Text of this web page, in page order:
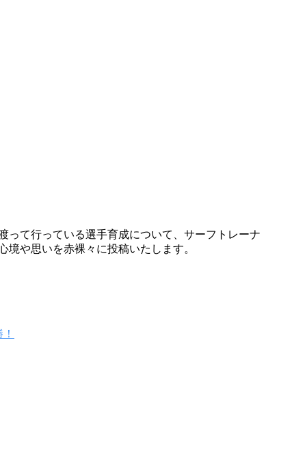
って行っている選手育成について、サーフトレーナ
境や思いを赤裸々に投稿いたします。